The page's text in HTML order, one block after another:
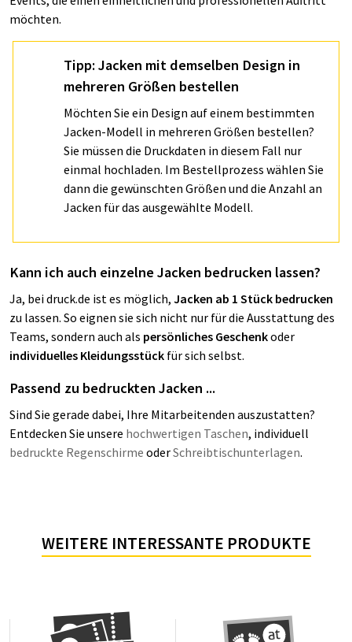
möchten.
Tipp: Jacken mit demselben Design in
mehreren Größen bestellen
Möchten Sie ein Design auf einem bestimmten
Jacken-Modell in mehreren Größen bestellen?
Sie müssen die Druckdaten in diesem Fall nur
einmal hochladen. Im Bestellprozess wählen Sie
dann die gewünschten Größen und die Anzahl an
Jacken für das ausgewählte Modell.
Kann ich auch einzelne Jacken bedrucken lassen?
Ja, bei druck.de ist es möglich, Jacken ab 1 Stück bedrucken
zu lassen. So eignen sie sich nicht nur für die Ausstattung des
Teams, sondern auch als persönliches Geschenkoder
individuelles Kleidungsstück für sich selbst.
Passend zu bedruckten Jacken ...
Sind Sie gerade dabei, Ihre Mitarbeitenden auszustatten?
Entdecken Sie unsere hochwertigen Taschen, individuell
bedruckte Regenschirme oderSchreibtischunterlagen.
WEITERE INTERESSANTE PRODUKTE